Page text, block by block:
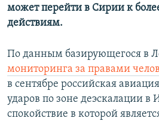
может перейти в Сирии к
действиям.
По данным базирующегося в
мониторинга за правами
в сентябре российская
ударов по зоне деэскалации
спокойствие в которой